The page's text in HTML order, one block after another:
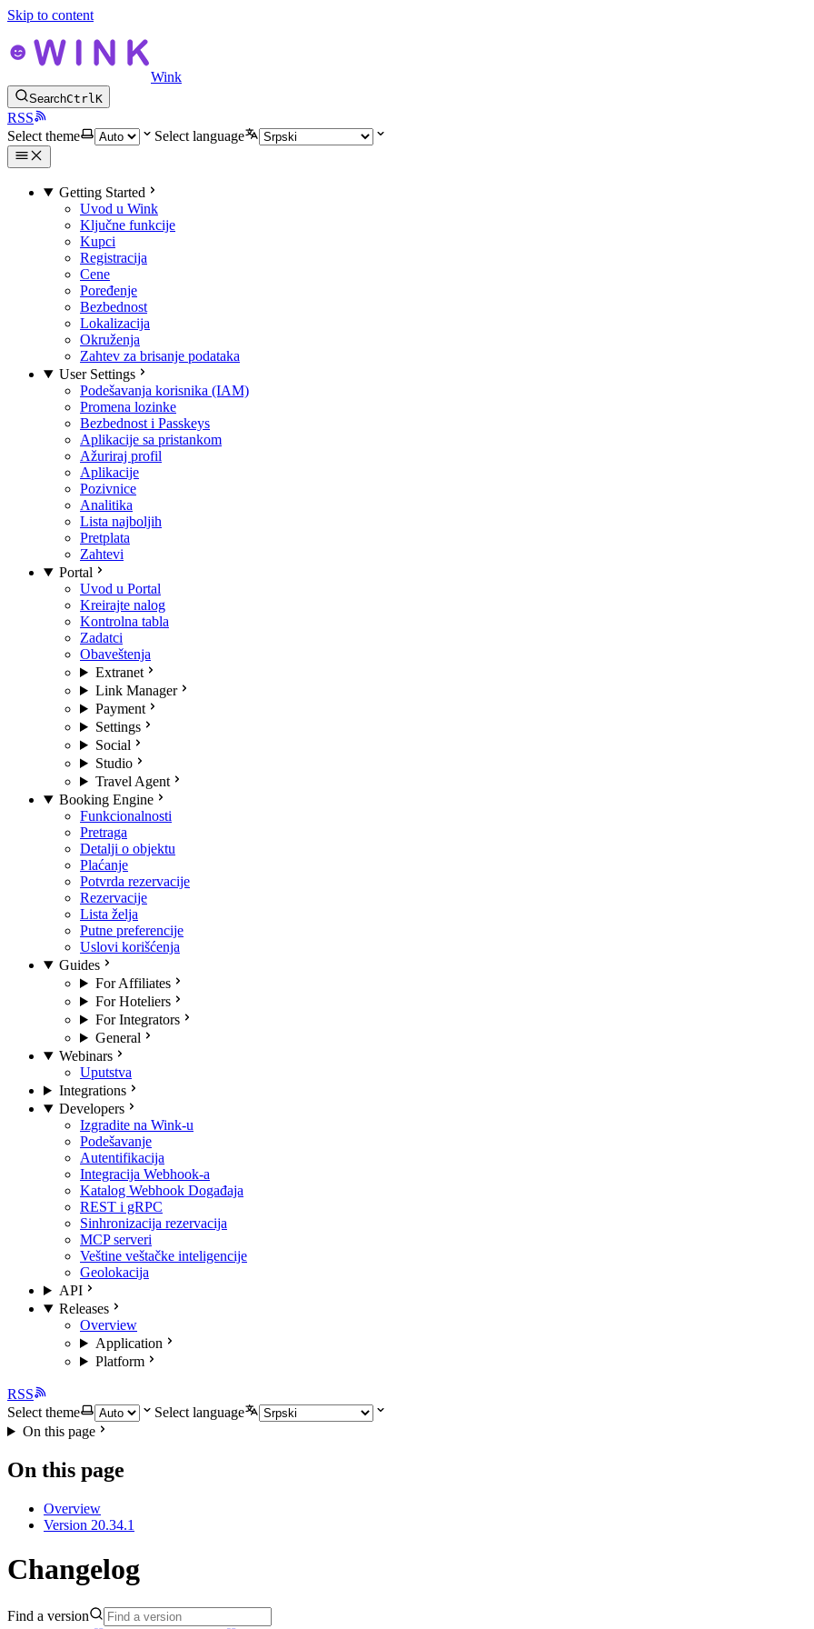
Skip to content
Wink
SearchCtrlK
RSS
Select theme
Select language
Getting Started
Uvod u Wink
Ključne funkcije
Kupci
Registracija
Cene
Poređenje
Bezbednost
Lokalizacija
Okruženja
Zahtev za brisanje podataka
User Settings
Podešavanja korisnika (IAM)
Promena lozinke
Bezbednost i Passkeys
Aplikacije sa pristankom
Ažuriraj profil
Aplikacije
Pozivnice
Analitika
Lista najboljih
Pretplata
Zahtevi
Portal
Uvod u Portal
Kreirajte nalog
Kontrolna tabla
Zadatci
Obaveštenja
Extranet
Link Manager
Payment
Settings
Social
Studio
Travel Agent
Booking Engine
Funkcionalnosti
Pretraga
Detalji o objektu
Plaćanje
Potvrda rezervacije
Rezervacije
Lista želja
Putne preferencije
Uslovi korišćenja
Guides
For Affiliates
For Hoteliers
For Integrators
General
Webinars
Uputstva
Integrations
Developers
Izgradite na Wink-u
Podešavanje
Autentifikacija
Integracija Webhook-a
Katalog Webhook Događaja
REST i gRPC
Sinhronizacija rezervacija
MCP serveri
Veštine veštačke inteligencije
Geolokacija
API
Releases
Overview
Application
Platform
RSS
Select theme
Select language
On this page
On this page
Overview
Version 20.34.1
Changelog
Find a version